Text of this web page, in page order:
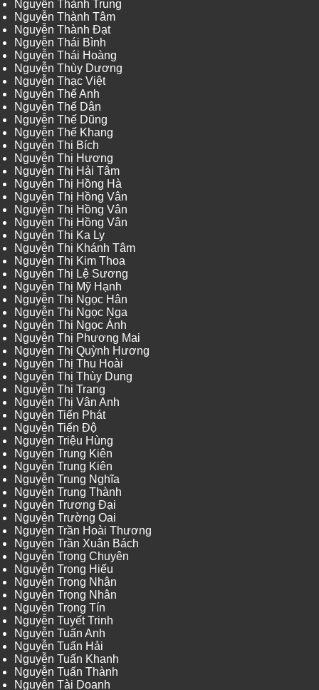
Nguyễn Thành Trung
Nguyễn Thành Tâm
Nguyễn Thành Đạt
Nguyễn Thái Bình
Nguyễn Thái Hoàng
Nguyễn Thùy Dương
Nguyễn Thạc Việt
Nguyễn Thế Anh
Nguyễn Thế Dân
Nguyễn Thế Dũng
Nguyễn Thế Khang
Nguyễn Thị Bích
Nguyễn Thị Hương
Nguyễn Thị Hải Tâm
Nguyễn Thị Hồng Hà
Nguyễn Thị Hồng Vân
Nguyễn Thị Hồng Vân
Nguyễn Thị Hồng Vân
Nguyễn Thị Ka Ly
Nguyễn Thị Khánh Tâm
Nguyễn Thị Kim Thoa
Nguyễn Thị Lệ Sương
Nguyễn Thị Mỹ Hạnh
Nguyễn Thị Ngọc Hân
Nguyễn Thị Ngọc Nga
Nguyễn Thị Ngọc Ánh
Nguyễn Thị Phương Mai
Nguyễn Thị Quỳnh Hương
Nguyễn Thị Thu Hoài
Nguyễn Thị Thùy Dung
Nguyễn Thị Trang
Nguyễn Thị Vân Anh
Nguyễn Tiến Phát
Nguyễn Tiến Độ
Nguyễn Triệu Hùng
Nguyễn Trung Kiên
Nguyễn Trung Kiên
Nguyễn Trung Nghĩa
Nguyễn Trung Thành
Nguyễn Trương Đại
Nguyễn Trường Oai
Nguyễn Trần Hoài Thương
Nguyễn Trần Xuân Bách
Nguyễn Trọng Chuyên
Nguyễn Trọng Hiếu
Nguyễn Trọng Nhân
Nguyễn Trọng Nhân
Nguyễn Trọng Tín
Nguyễn Tuyết Trinh
Nguyễn Tuấn Anh
Nguyễn Tuấn Hải
Nguyễn Tuấn Khanh
Nguyễn Tuấn Thành
Nguyễn Tài Doanh